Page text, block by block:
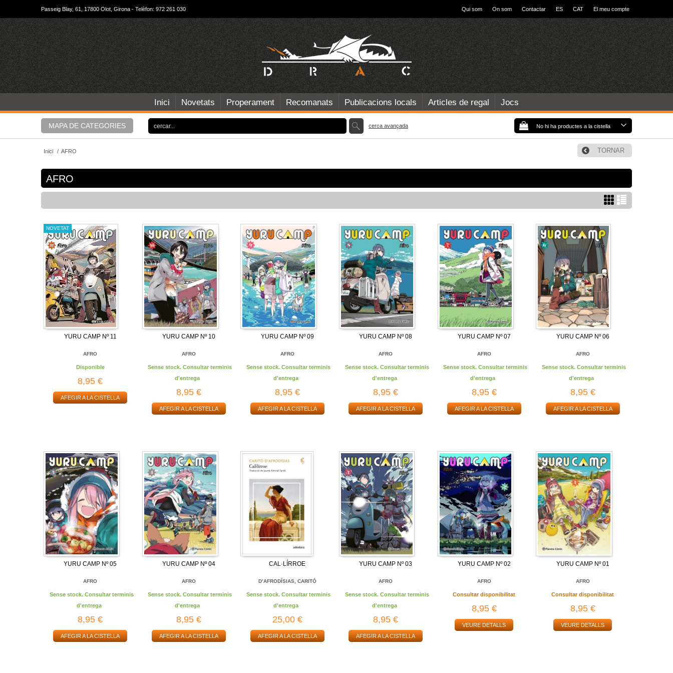
Passeig Blay, 61, 17800 Olot, Girona - Telèfon: 972 261 030 Qui som On som Contactar ES CAT El meu compte
Inici Novetats Properament Recomanats Publicacions locals Articles de regal Jocs
MAPA DE CATEGORIES No hi ha productes a la cistella
cerca avançada
Inici / AFRO TORNAR
AFRO
NOVETAT
YURU CAMP Nº 11
AFRO
Disponible
8,95 €
AFEGIR A LA CISTELLA
YURU CAMP Nº 10
AFRO
Sense stock. Consultar terminis
d'entrega
8,95 €
AFEGIR A LA CISTELLA
YURU CAMP Nº 09
AFRO
Sense stock. Consultar terminis
d'entrega
8,95 €
AFEGIR A LA CISTELLA
YURU CAMP Nº 08
AFRO
Sense stock. Consultar terminis
d'entrega
8,95 €
AFEGIR A LA CISTELLA
YURU CAMP Nº 07
AFRO
Sense stock. Consultar terminis
d'entrega
8,95 €
AFEGIR A LA CISTELLA
YURU CAMP Nº 06
AFRO
Sense stock. Consultar terminis
d'entrega
8,95 €
AFEGIR A LA CISTELLA
YURU CAMP Nº 05
AFRO
Sense stock. Consultar terminis
d'entrega
8,95 €
AFEGIR A LA CISTELLA
YURU CAMP Nº 04
AFRO
Sense stock. Consultar terminis
d'entrega
8,95 €
AFEGIR A LA CISTELLA
CAL·LÍRROE
D’AFRODÍSIAS, CARITÓ
Sense stock. Consultar terminis
d'entrega
25,00 €
AFEGIR A LA CISTELLA
YURU CAMP Nº 03
AFRO
Sense stock. Consultar terminis
d'entrega
8,95 €
AFEGIR A LA CISTELLA
YURU CAMP Nº 02
AFRO
Consultar disponibilitat
8,95 €
VEURE DETALLS
YURU CAMP Nº 01
AFRO
Consultar disponibilitat
8,95 €
VEURE DETALLS